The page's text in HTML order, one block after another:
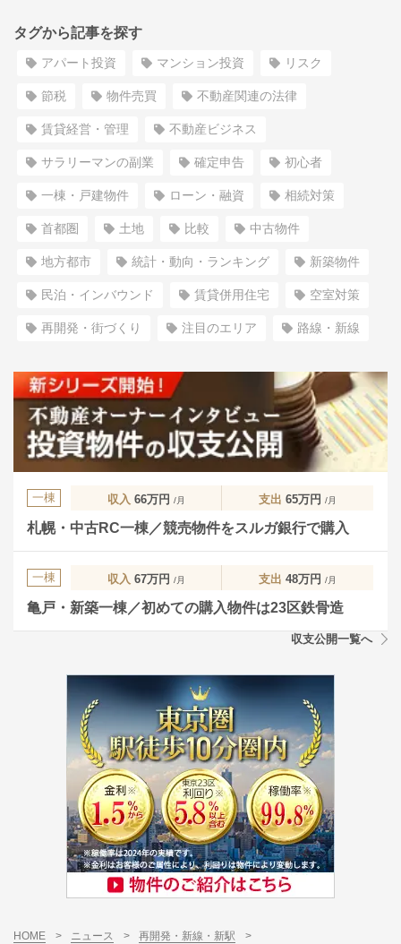
タグから記事を探す
アパート投資 マンション投資 リスク
節税 物件売買 不動産関連の法律
賃貸経営・管理 不動産ビジネス
サラリーマンの副業 確定申告 初心者
一棟・戸建物件 ローン・融資 相続対策
首都圏 土地 比較 中古物件
地方都市 統計・動向・ランキング 新築物件
民泊・インバウンド 賃貸併用住宅 空室対策
再開発・街づくり 注目のエリア 路線・新線
一棟 収入 66万円 /月 支出 65万円 /月
札幌・中古RC一棟／競売物件をスルガ銀行で購入
一棟 収入 67万円 /月 支出 48万円 /月
亀戸・新築一棟／初めての購入物件は23区鉄骨造
収支公開一覧へ
HOME > ニュース > 再開発・新線・新駅 >